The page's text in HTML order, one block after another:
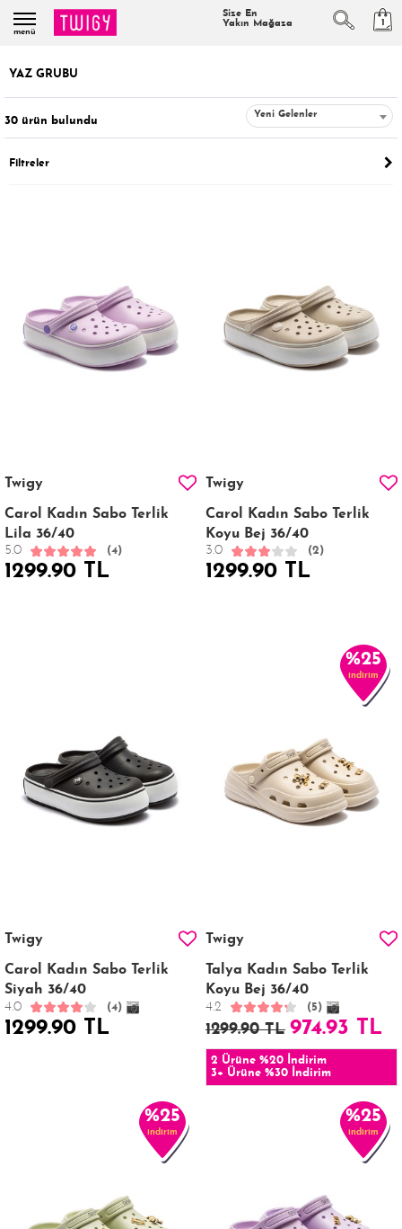
menü
Size En
Yakın Mağaza
1
YAZ GRUBU
30 ürün bulundu
Yeni Gelenler
Filtreler
Twigy
Carol Kadın Sabo Terlik
Lila 36/40
5.0 (4)
1299.90 TL
Twigy
Carol Kadın Sabo Terlik
Koyu Bej 36/40
3.0 (2)
1299.90 TL
Twigy
Carol Kadın Sabo Terlik
Siyah 36/40
4.0 (4)
1299.90 TL
%25
indirim
Twigy
Talya Kadın Sabo Terlik
Koyu Bej 36/40
4.2 (5)
1299.90 TL 974.93 TL
2 Ürüne %20 İndirim
3+ Ürüne %30 İndirim
%25
indirim
%25
indirim